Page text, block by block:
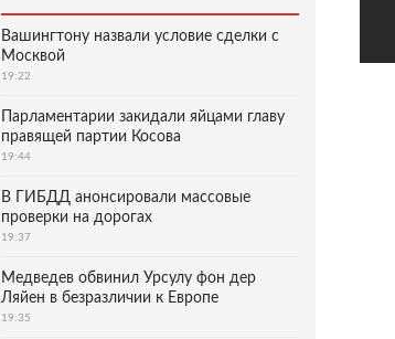
Вашингтону назвали условие сделки с
Москвой
19:22
Парламентарии закидали яйцами главу
правящей партии Косова
19:44
В ГИБДД анонсировали массовые
проверки на дорогах
19:37
Медведев обвинил Урсулу фон дер
Ляйен в безразличии к Европе
19:35